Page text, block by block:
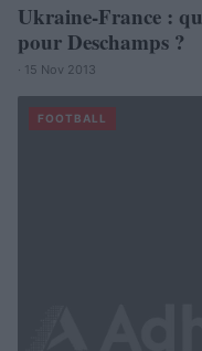
Ukraine-France :
pour Deschamps ?
· 15 Nov 2013
FOOTBALL